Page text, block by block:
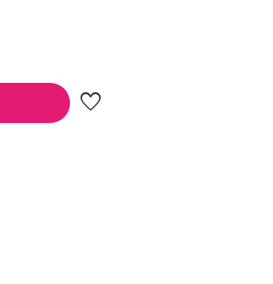
favorite